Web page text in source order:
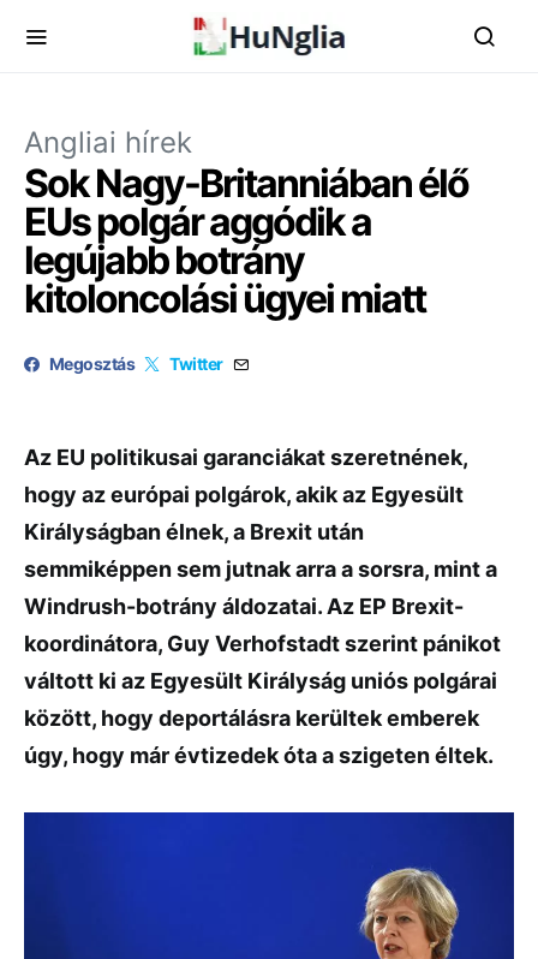
Angliai hírek
Sok Nagy-Britanniában élő
EUs polgár aggódik a
legújabb botrány
kitoloncolási ügyei miatt
Megosztás Twitter
Az EU politikusai garanciákat szeretnének,
hogy az európai polgárok, akik az Egyesült
Királyságban élnek, a Brexit után
semmiképpen sem jutnak arra a sorsra, mint a
Windrush-botrány áldozatai. Az EP Brexit-
koordinátora, Guy Verhofstadt szerint pánikot
váltott ki az Egyesült Királyság uniós polgárai
között, hogy deportálásra kerültek emberek
úgy, hogy már évtizedek óta a szigeten éltek.